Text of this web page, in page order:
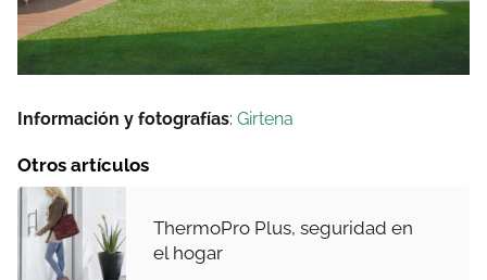
Información y fotografías: Girtena
Otros artículos
ThermoPro Plus, seguridad en
el hogar